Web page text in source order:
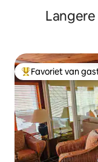
Topfavoriet van
Favoriet van